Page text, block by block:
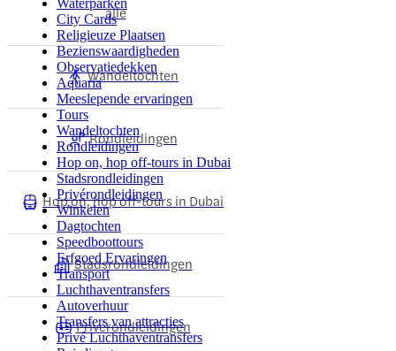
Waterparken
City Cards
Religieuze Plaatsen
Bezienswaardigheden
Observatiedekken
Aquaria
Meeslepende ervaringen
Tours
Wandeltochten
Rondleidingen
Hop on, hop off-tours in Dubai
Stadsrondleidingen
Privérondleidingen
Winkelen
Dagtochten
Speedboottours
Erfgoed Ervaringen
Transport
Luchthaventransfers
Autoverhuur
Transfers van attracties
Privé Luchthaventransfers
alle
Wandeltochten
Rondleidingen
Hop on, hop off-tours in Dubai
Stadsrondleidingen
Privérondleidingen